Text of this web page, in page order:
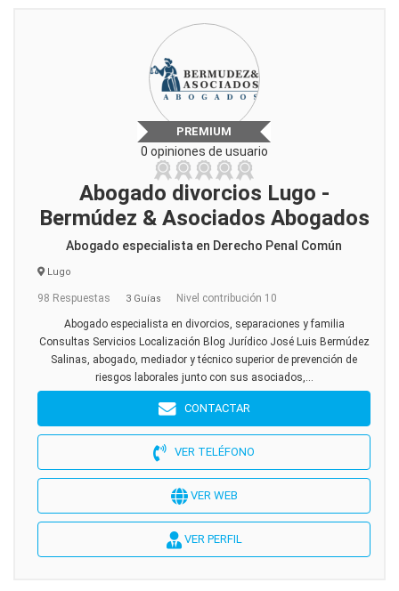
PREMIUM
0 opiniones de usuario
Abogado divorcios Lugo -
Bermúdez & Asociados Abogados
Abogado especialista en Derecho Penal Común
Lugo
98 Respuestas 3 Guías Nivel contribución 10
Abogado especialista en divorcios, separaciones y familia
Consultas Servicios Localización Blog Jurídico José Luis Bermúdez
Salinas, abogado, mediador y técnico superior de prevención de
riesgos laborales junto con sus asociados,...
CONTACTAR
VER TELÉFONO
VER WEB
VER PERFIL